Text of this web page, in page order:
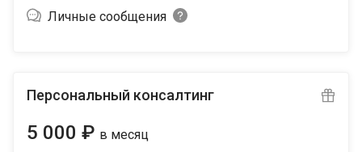
Личные сообщения
Персональный консалтинг
5 000 ₽ в месяц